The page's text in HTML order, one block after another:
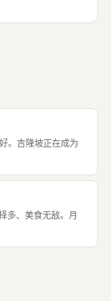
。吉隆坡正在成为
多、美食无敌。月